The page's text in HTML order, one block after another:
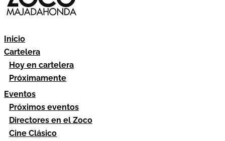
Inicio
Cartelera
Hoy en cartelera
Próximamente
Eventos
Próximos eventos
Directores en el Zoco
Cine Clásico